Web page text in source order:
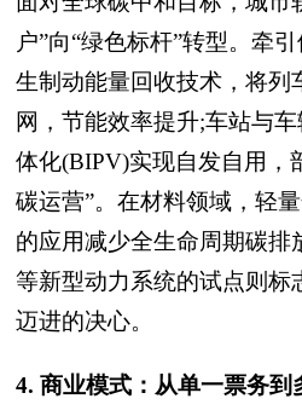
户”向“绿色标杆”转型。牵
生制动能量回收技术，将列
网，节能效率提升;车站与
体化(BIPV)实现自发自用，
碳运营”。在材料领域，轻
的应用减少全生命周期碳排
等新型动力系统的试点则标
迈进的决心。
4. 商业模式：从单一票务到